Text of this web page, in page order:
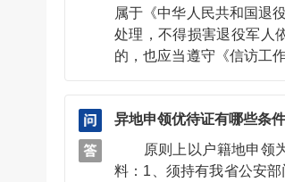
属于《中华人民共和国退
处理，不得损害退役军人
的，也应当遵守《信访工
异地申领优待证有哪些条
原则上以户籍地申领为
料：1、须持有我省公安